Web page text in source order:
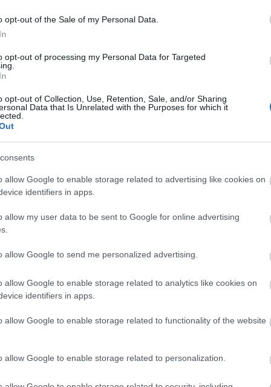
opt-out of the Sale of my Personal Data.
opt-out of processing my Personal Data for Targeted
opt-out of Collection, Use, Retention, Sale, and/or Sharing
Data that Is Unrelated with the Purposes for which it
allow Google to enable storage related to advertising like cookies on
identifiers in apps.
allow my user data to be sent to Google for online advertising
allow Google to send me personalized advertising.
allow Google to enable storage related to analytics like cookies on
identifiers in apps.
allow Google to enable storage related to functionality of the website
allow Google to enable storage related to personalization.
fiúgyermek cseppet sem könnyű megszületését
vetíti előre. Southcott váltig állította, hogy
Krisztus anyja. Eltökélten készült az 1814. évi
karácsonyra, hiszen szándékai szerint akkor
világra jötte az apokalipszist vonja maga után.
Jóslása félsiker volt, bár sem teherbe nem esett,
táján meghalt. Így elképzelhető, hogy
volt, nem az egész emberiségé.
Melyik más szilveszter okozhatott volna olyan
nagy hisztériát és pánikot, mint a millenniumi?
December 31. éjszakáján sok ember élelemmel
hátha el tud menekülni a végső pusztulás elől.
Több család már évekkel az armageddon előtt
megfelelő fegyverek beszerzését.
ami addig működött el kellett volna romlani,
volna. Ám az élelem- és
A számítógépek minden probléma nélkül